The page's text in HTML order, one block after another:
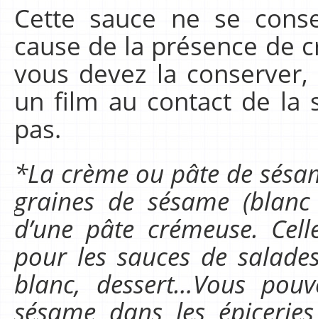
Cette sauce ne se
cause de la présence de
vous devez la
un film au contact de la
pas.
*La crème ou pâte de
graines de sésame
d’une pâte crémeuse.
pour les sauces de
blanc, dessert…Vous
sésame dans les